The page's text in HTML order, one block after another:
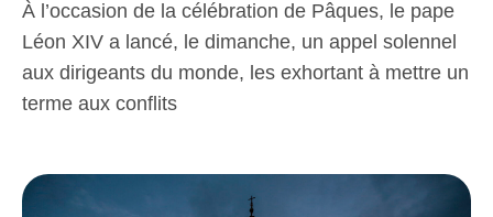
À l’occasion de la célébration de Pâques, le pape
Léon XIV a lancé, le dimanche, un appel solennel
aux dirigeants du monde, les exhortant à mettre un
terme aux conflits